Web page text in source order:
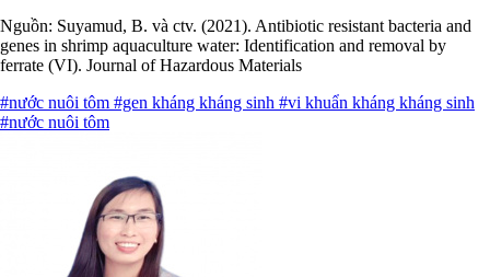
Nguồn: Suyamud, B. và ctv. (2021). Antibiotic resistant bacteria and
genes in shrimp aquaculture water: Identification and removal by
ferrate (VI). Journal of Hazardous Materials
#nước nuôi tôm #gen kháng kháng sinh #vi khuẩn kháng kháng sinh
#nước nuôi tôm